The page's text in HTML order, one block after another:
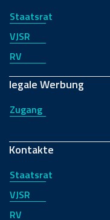
Staatsrat
VJSR
RV
legale Werbung
Zugang
Kontakte
Staatsrat
VJSR
RV